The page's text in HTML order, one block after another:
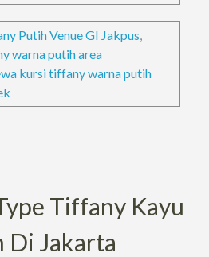
Putih Venue GI Jakpus
warna putih area
kursi tiffany warna putih
Tiffany Kayu
Di Jakarta